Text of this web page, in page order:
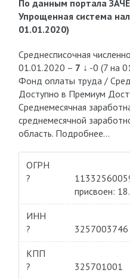
По данным портала
Упрощенная система
01.01.2020)
Среднесписочная
01.01.2020 – 7 ↓ -0 (7 на
Фонд оплаты труда /
Доступно в Премиум
Среднемесячная
среднемесячной
область. Подробнее…
ОГРН
?
присвоен:
ИНН
?
3257003746
КПП
?
325701001